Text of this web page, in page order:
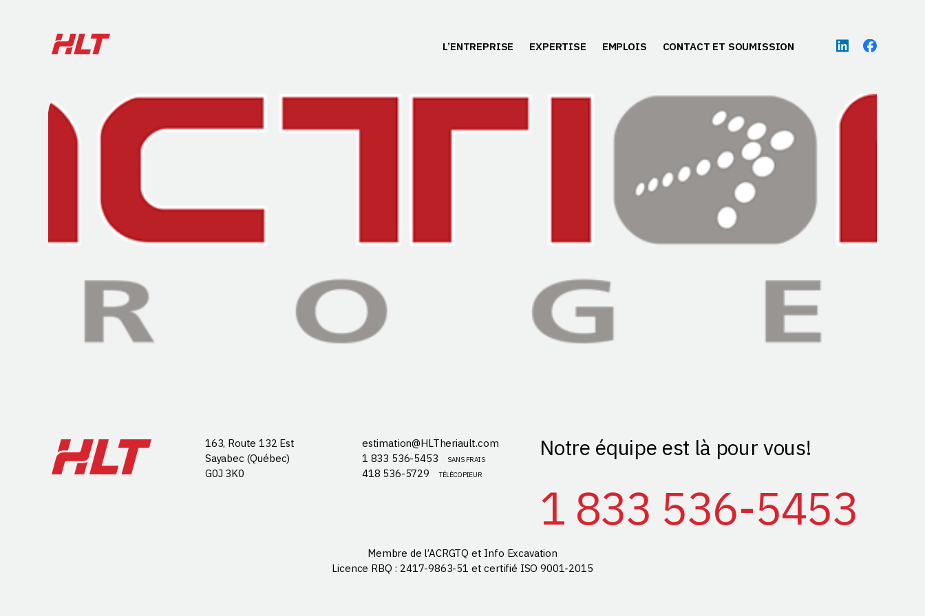
L’ENTREPRISE EXPERTISE EMPLOIS CONTACT ET SOUMISSION
Notre équipe est là pour vous!
1 833 536-5453
163, Route 132 Est
Sayabec (Québec)
G0J 3K0
estimation@HLTheriault.com
1 833 536-5453
SANS FRAIS
418 536-5729 TÉLÉCOPIEUR
Membre de l’ACRGTQ et Info Excavation
Licence RBQ : 2417-9863-51 et certifié ISO 9001-2015